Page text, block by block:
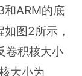
和ARM的底
图2所示，
卷积核大小
大小为